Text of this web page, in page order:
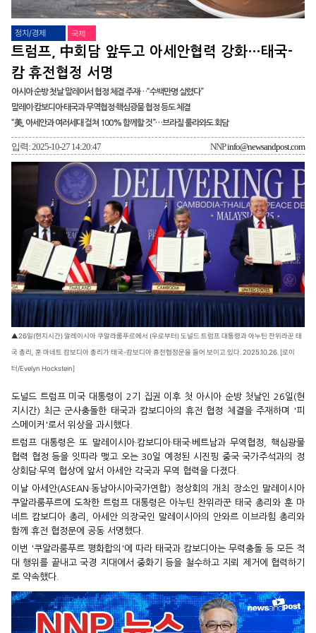
정치/경제 국제
트럼프, 中회담 앞두고 아세안협력 강화…태국-
캄 휴전협정 서명
아시아 순방 첫날 말레이서 협정 체결 주재…“수백만명 살렸다”
말레이·캄보디아·태국과 무역협정·핵심광물 협정 등도 체결
“美, 아세안과 여러세대 걸쳐 100% 함께할 것”…브라질 룰라와도 회담
입력: 2025-10-27 14:20:47 NNPinfo@newsandpost.com
▲26일(현지시간) 말레이시아 쿠알라룸푸르에서 (우로부터) 도널드 트럼프 대통령과 아누틴 찬위라꾼 태
국 총리, 훈 마네트 캄보디아 총리가 태국-캄보디아 휴전협정문을 들어 보이고 있다. 2025.10.26. [로이
터/Evelyn Hockstein]
도널드 트럼프 미국 대통령이 2기 집권 이후 첫 아시아 순방 첫날인 26일(현
지시간) 최근 군사충돌한 태국과 캄보디아의 휴전 협정 체결을 주재하며 '피
스메이커'로서 위상을 과시했다.
트럼프 대통령은 또 말레이시아·캄보디아·태국·베트남과 무역협정, 핵심광물
협력 협정 등을 잇따라 맺고 오는 30일 예정된 시진핑 중국 국가주석과의 정
상회담·무역 협상에 앞서 아세안 각국과 무역 협력을 다졌다.
이날 아세안(ASEAN·동남아시아국가연합) 정상회의 개최 장소인 말레이시아
쿠알라룸푸르에 도착한 트럼프 대통령은 아누틴 찬위라꾼 태국 총리와 훈 마
네트 캄보디아 총리, 아세안 의장국인 말레이시아의 안와르 이브라힘 총리와
함께 휴전 협정문에 공동 서명했다.
이번 '쿠알라룸푸르 평화합의'에 따라 태국과 캄보디아는 무력충돌 등 모든 적
대 행위를 끝내고 국경 지대에서 중화기 등을 철수하고 지뢰 제거에 협력하기
로 약속했다.